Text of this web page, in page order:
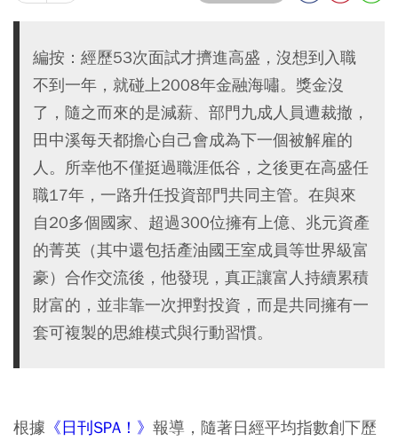
編按：經歷53次面試才擠進高盛，沒想到入職
不到一年，就碰上2008年金融海嘯。獎金沒
了，隨之而來的是減薪、部門九成人員遭裁撤，
田中溪每天都擔心自己會成為下一個被解雇的
人。所幸他不僅挺過職涯低谷，之後更在高盛任
職17年，一路升任投資部門共同主管。在與來
自20多個國家、超過300位擁有上億、兆元資產
的菁英（其中還包括產油國王室成員等世界級富
豪）合作交流後，他發現，真正讓富人持續累積
財富的，並非靠一次押對投資，而是共同擁有一
套可複製的思維模式與行動習慣。
根據 《日刊SPA！》 報導，隨著日經平均指數創下歷